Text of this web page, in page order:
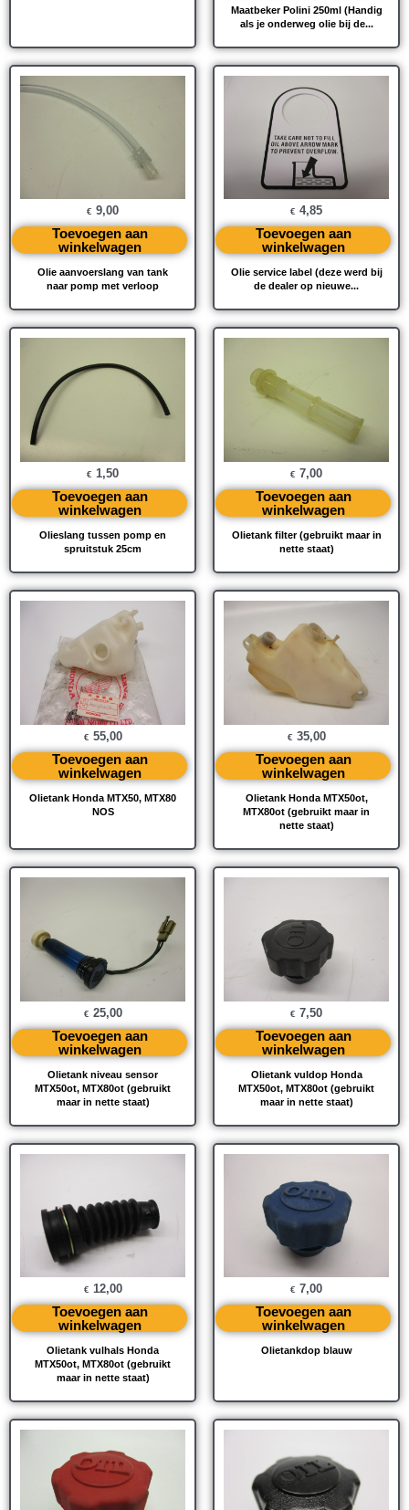
Maatbeker Polini 250ml (Handig
als je onderweg olie bij de...
Olie aanvoerslang van tank
naar pomp met verloop
€ 9,00
Toevoegen aan
winkelwagen
Olie service label (deze werd bij
de dealer op nieuwe...
€ 4,85
Toevoegen aan
winkelwagen
Olieslang tussen pomp en
spruitstuk 25cm
€ 1,50
Toevoegen aan
winkelwagen
Olietank filter (gebruikt maar in
nette staat)
€ 7,00
Toevoegen aan
winkelwagen
Olietank Honda MTX50, MTX80
NOS
€ 55,00
Toevoegen aan
winkelwagen
Olietank Honda MTX50ot,
MTX80ot (gebruikt maar in
nette staat)
€ 35,00
Toevoegen aan
winkelwagen
Olietank niveau sensor
MTX50ot, MTX80ot (gebruikt
maar in nette staat)
€ 25,00
Toevoegen aan
winkelwagen
Olietank vuldop Honda
MTX50ot, MTX80ot (gebruikt
maar in nette staat)
€ 7,50
Toevoegen aan
winkelwagen
Olietank vulhals Honda
MTX50ot, MTX80ot (gebruikt
maar in nette staat)
€ 12,00
Toevoegen aan
winkelwagen
Olietankdop blauw
€ 7,00
Toevoegen aan
winkelwagen